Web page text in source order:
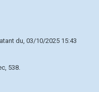
du, 03/10/2025 15:43
538.